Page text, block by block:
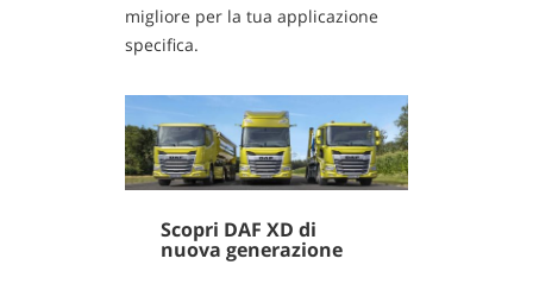
migliore per la tua applicazione
specifica.
Scopri DAF XD di
nuova generazione